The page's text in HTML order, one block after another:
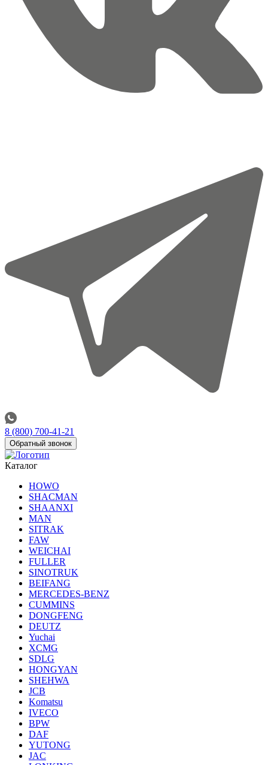
8 (800) 700-41-21
Обратный звонок
Каталог
HOWO
SHACMAN
SHAANXI
MAN
SITRAK
FAW
WEICHAI
FULLER
SINOTRUK
BEIFANG
MERCEDES-BENZ
CUMMINS
DONGFENG
DEUTZ
Yuchai
XCMG
SDLG
HONGYAN
SHEHWA
JCB
Komatsu
IVECO
BPW
DAF
YUTONG
JAC